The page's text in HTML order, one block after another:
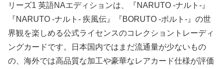
リーズ1 英語NAエディションは、『NARUTO -ナルト-』
『NARUTO -ナルト- 疾風伝』『BORUTO -ボルト-』の世
界観を楽しめる公式ライセンスのコレクショントレーディ
ングカードです。日本国内ではまだ流通量が少ないもの
の、海外では高品質な加工や豪華なレアカード仕様が評価